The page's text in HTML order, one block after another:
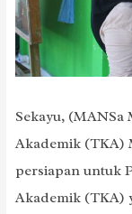
Sekayu, (MANSa
Akademik (TKA)
persiapan untuk
Akademik (TKA)